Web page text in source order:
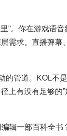
”。你在游戏语音
需求。直播弹幕
的管道。KOL不是
上有没有足够的”
辑一部百科全书